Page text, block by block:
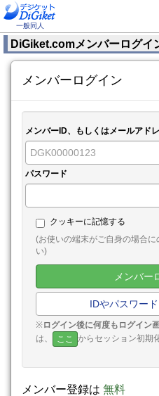
一般同人
DiGiket.comメンバーログイ
メンバーログイン
メンバーID、もしくはメールアド
パスワード
クッキーに記憶する
(お使いの端末がご自身の場合
い)
メンバー
IDやパスワー
※ログイン後に何度もログイン
は、
ここ からセッション初期
メンバー登録は 無料